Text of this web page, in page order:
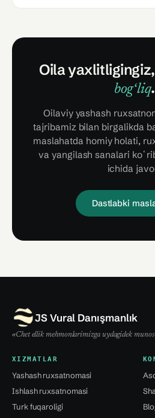
Oila yaxlitligingiz,
bogʻliq.
Oilaviy yashash
tajribamiz bilan birgalikda
maslahatda homiy holati,
va yangilash sanalari
ichida
Dastlabki
JS Vural Danışmanlık
«Chet ellik mehmonlarimizga uydagidek
XIZMATLAR
Yashash ruxsatnomasi
Ishlash ruxsatnomasi
Turk fuqaroligi